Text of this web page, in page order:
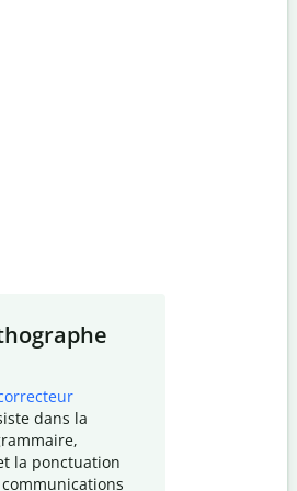
dans la
la ponctuation